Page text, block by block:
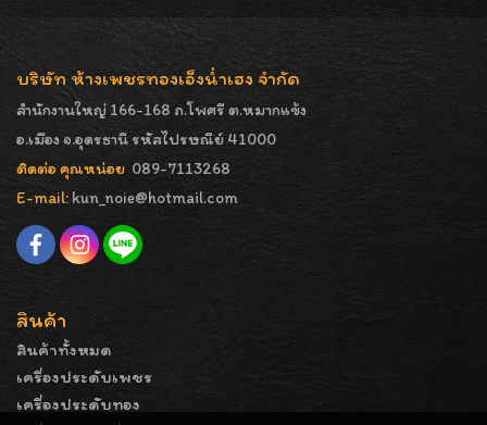
บริษัท ห้างเพชรทองเอ็งน่ำเฮง จำกัด
สำนักงานใหญ่ 166-168 ถ.โพศรี ต.หมากแข้ง
อ.เมือง จ.อุดรธานี รหัสไปรษณีย์ 41000
ติดต่อ คุณหน่อย 089-7113268
E-mail: kun_noie@hotmail.com
สินค้า
สินค้าทั้งหมด
เครื่องประดับเพชร
เครื่องประดับทอง